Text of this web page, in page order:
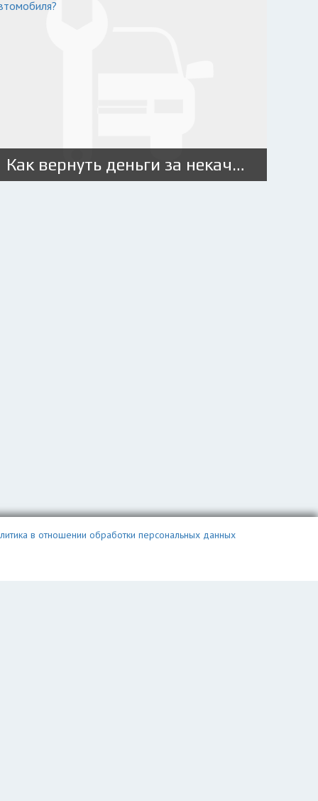
Как вернуть деньги за некачественный ремонт автомобиля?
в отношении обработки персональных данных